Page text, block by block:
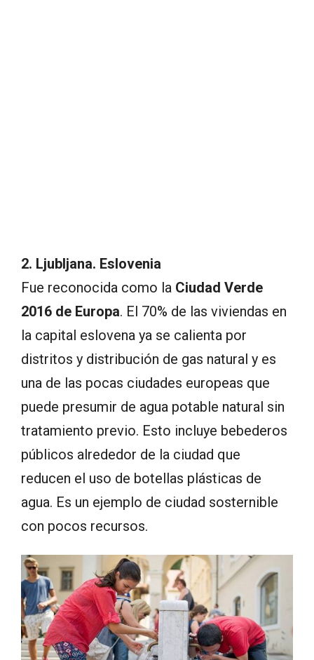
2. Ljubljana. Eslovenia
Fue reconocida como la Ciudad Verde
2016 de Europa. El 70% de las viviendas en
la capital eslovena ya se calienta por
distritos y distribución de gas natural y es
una de las pocas ciudades europeas que
puede presumir de agua potable natural sin
tratamiento previo. Esto incluye bebederos
públicos alrededor de la ciudad que
reducen el uso de botellas plásticas de
agua. Es un ejemplo de ciudad sosternible
con pocos recursos.